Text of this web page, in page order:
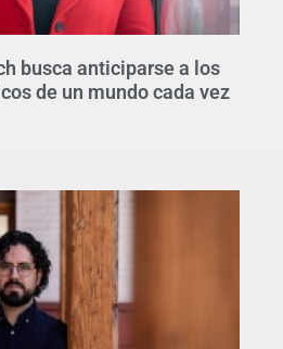
busca anticiparse a los
de un mundo cada vez